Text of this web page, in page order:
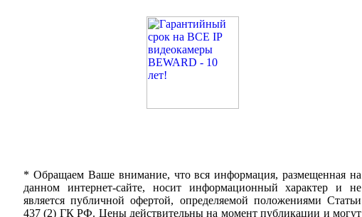
* Обращаем Ваше внимание, что вся информация, размещенная на
данном интернет-сайте, носит информационный характер и не
является публичной офертой, определяемой положениями Статьи
437 (2) ГК РФ. Цены действительны на момент публикации и могут